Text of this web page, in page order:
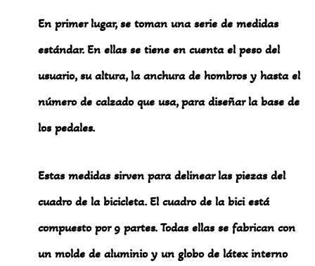
En primer lugar, se toman una serie de medidas
estándar. En ellas se tiene en cuenta el peso del
usuario, su altura, la anchura de hombros y hasta el
número de calzado que usa, para diseñar la base de
los pedales.
Estas medidas sirven para delinear las piezas del
cuadro de la bicicleta. El cuadro de la bici está
compuesto por 9 partes. Todas ellas se fabrican con
un molde de aluminio y un globo de látex interno